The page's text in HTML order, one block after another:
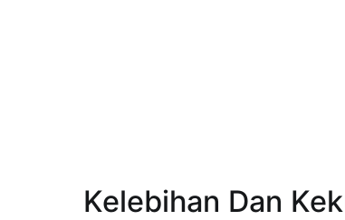
Kelebihan Dan